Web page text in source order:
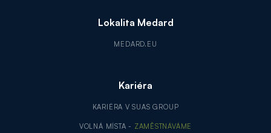
Lokalita Medard
MEDARD.EU
Kariéra
KARIÉRA V SUAS GROUP
VOLNÁ MÍSTA - ZAMĚSTNÁVÁME